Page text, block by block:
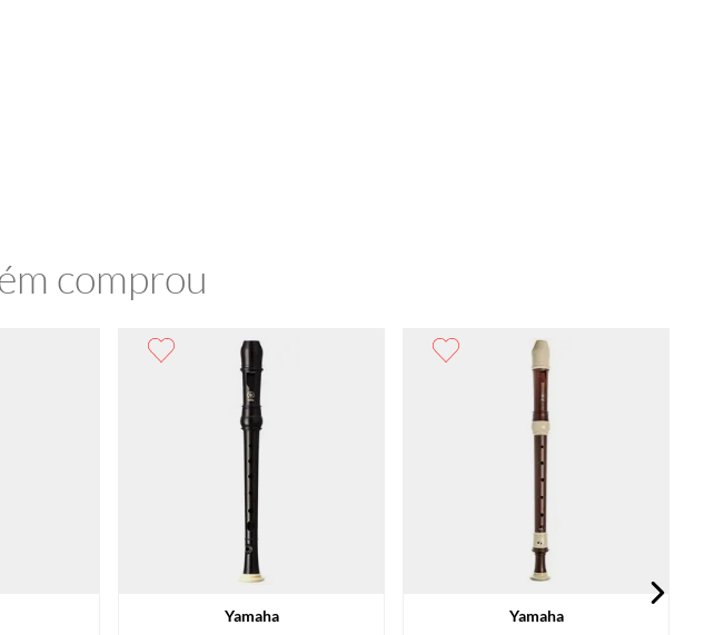
comprou
Yamaha Yamaha